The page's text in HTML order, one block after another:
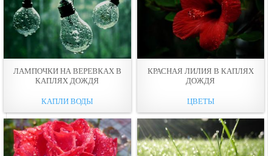
ЛАМПОЧКИ НА ВЕРЕВКАХ В
КАПЛЯХ ДОЖДЯ
КАПЛИ ВОДЫ
КРАСНАЯ ЛИЛИЯ В КАПЛЯХ
ДОЖДЯ
ЦВЕТЫ